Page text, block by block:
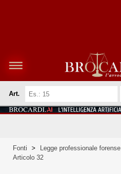
Art.
Fonti > Legge professionale forense
Articolo 32